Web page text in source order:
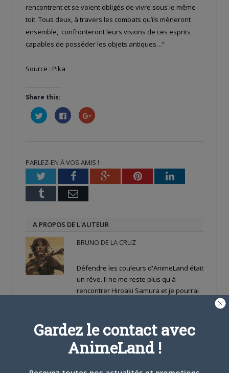
rencontrent et se voient obligés de vivre sous le même
toit. Tous deux, à travers les combats qu’ils mèneront
ensemble, confronteront leurs visions de ces esprits
capables de posséder les objets antiques…”
Source : Pika
Share this:
Cliquez
pour
partager
fenêtre)
Cliquez
pour
partager
fenêtre)
Cliquez
pour
nouvelle
fenêtre)
PARLEZ-EN À VOS AMIS !
TwitterFacebookGoogle+PinterestLinkedIn
Tumblr Email
A PROPOS DE L'AUTEUR
BRUNO DE LA CRUZ
Défendre les couleurs d'AnimeLand était
un rêve. Il ne me reste plus qu'à
rencontrer Hiroaki Samura et je pourrai
ARTICLES LIÉS
Gardez le contact avec
AnimeLand !